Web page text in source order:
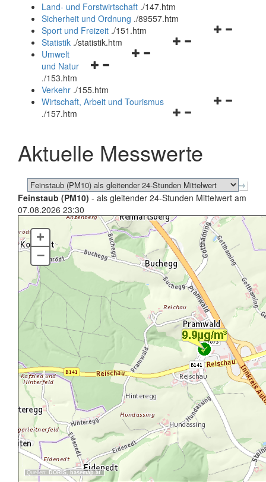
und
schließen
Land- und Forstwirtschaft ./147.htm
Sicherheit und Ordnung ./89557.htm
Navigationsmenü
Sport und Freizeit ./151.htm
Navigationsmenü
Statistik ./statistik.htm
Navigationsmenü
und
schließen
Umwelt
und Natur
./153.htm
Verkehr ./155.htm
Navigationsmenü
schließen
Wirtschaft, Arbeit und Tourismus
./157.htm
Aktuelle Messwerte
Feinstaub (PM10) - als gleitender 24-Stunden Mittelwert am
07.08.2026 23:30
Quellen: DORIS, basemap.at
+
–